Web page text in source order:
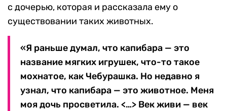
с дочерью, которая и рассказала ему о
существовании таких животных.
«Я раньше думал, что капибара — это
название мягких игрушек, что-то такое
мохнатое, как Чебурашка. Но недавно я
узнал, что капибара — это животное. Меня
моя дочь просветила. <…> Век живи — век